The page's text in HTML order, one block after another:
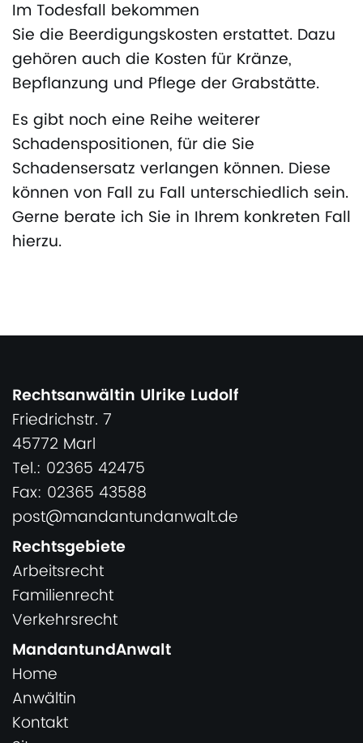
Im Todesfall bekommen
Sie die Beerdigungskosten erstattet. Dazu
gehören auch die Kosten für Kränze,
Bepflanzung und Pflege der Grabstätte.
Es gibt noch eine Reihe weiterer
Schadenspositionen, für die Sie
Schadensersatz verlangen können. Diese
können von Fall zu Fall unterschiedlich sein.
Gerne berate ich Sie in Ihrem konkreten Fall
hierzu.
Rechtsanwältin Ulrike Ludolf
Friedrichstr. 7
45772 Marl
Tel.: 02365 42475
Fax: 02365 43588
post@mandantundanwalt.de
Rechtsgebiete
Arbeitsrecht
Familienrecht
Verkehrsrecht
MandantundAnwalt
Home
Anwältin
Kontakt